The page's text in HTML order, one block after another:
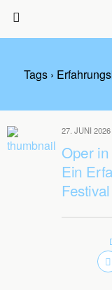
Tags ›
27. JUNI 2026
Oper
Ein
Festival